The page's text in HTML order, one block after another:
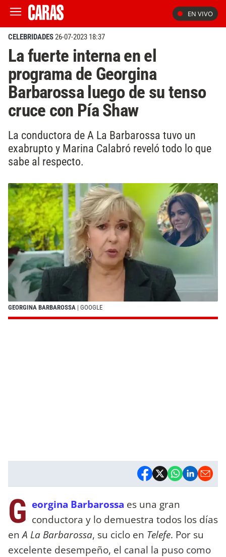
EN VIVO
CELEBRIDADES26-07-2023 18:37
La fuerte interna en el
programa de Georgina
Barbarossa luego de su tenso
cruce con Pía Shaw
La conductora de A La Barbarossa tuvo un
exabrupto y Marina Calabró reveló todo lo que
sabe al respecto.
GEORGINA BARBAROSSA | GOOGLE
G eorgina Barbarossa es una gran
conductora y lo demuestra todos los días
enA La Barbarossa, su ciclo en Telefe. Por su
excelente desempeño, el canal la puso como